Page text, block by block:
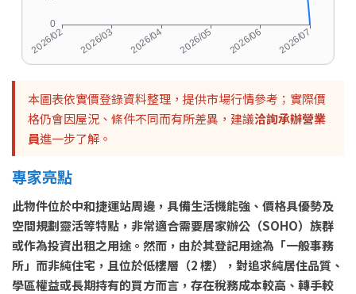
本圖表依實價登錄資料整理，提供市場行情參考；實際價
格仍會因屋況、條件不同而有所差異，建議洽詢承辦營業
員進一步了解。
專家亮點
此物件位於中和捷運站周邊，具備生活機能強、價格具優勢及
空間規劃靈活等特點，非常適合需要居家辦公（SOHO）族群
或作為投資出租之用途。然而，由於其登記用途為「一般事務
所」而非純住宅，且位於低樓層（2 樓），對追求純居住品質、
學區權益或長期持有的買方而言，存在稅務成本較高、轉手較